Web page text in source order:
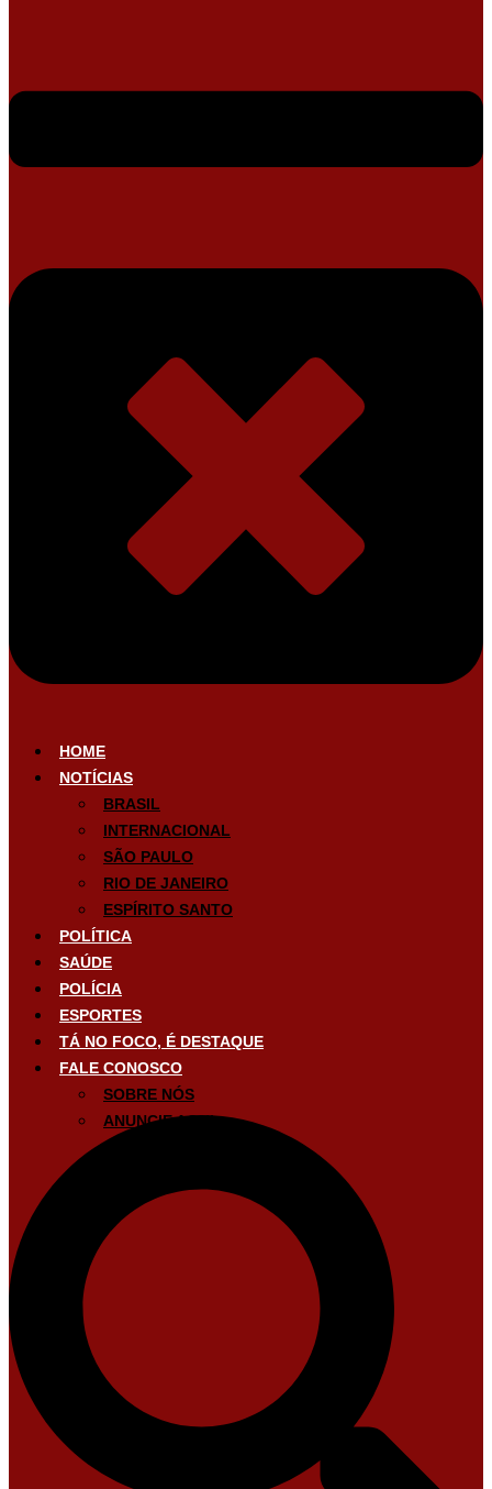
HOME
NOTÍCIAS
BRASIL
INTERNACIONAL
SÃO PAULO
RIO DE JANEIRO
ESPÍRITO SANTO
POLÍTICA
SAÚDE
POLÍCIA
ESPORTES
TÁ NO FOCO, É DESTAQUE
FALE CONOSCO
SOBRE NÓS
ANUNCIE AQUI